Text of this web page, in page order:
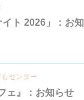
ト 2026」：お知
もセンター
ェ』：お知らせ